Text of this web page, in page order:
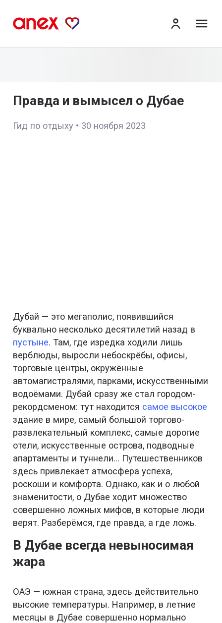
Правда и вымысел о Дубае
Гид по отдыху • 30 ноября 2023
Дубай — это мегаполис, появившийся
буквально несколько десятилетий назад в
пустыне. Там, где изредка ходили лишь
верблюды, выросли небоскрёбы, офисы,
торговые центры, окружённые
автомагистралями, парками, искусственными
водоёмами. Дубай сразу же стал городом-
рекордсменом: тут находится самое высокое
здание в мире, самый большой торгово-
развлекательный комплекс, самые дорогие
отели, искусственные острова, подводные
апартаменты и туннели… Путешественников
здесь привлекает атмосфера успеха,
роскоши и комфорта. Однако, как и о любой
знаменитости, о Дубае ходит множество
совершенно ложных мифов, в которые люди
верят. Разберёмся, где правда, а где ложь.
В Дубае всегда невыносимая
жара
ОАЭ — южная страна, здесь действительно
высокие температуры. Например, в летние
месяцы в Дубае совершенно нормально